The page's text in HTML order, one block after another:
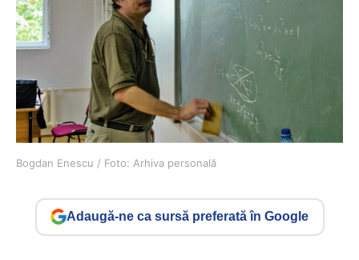
Bogdan Enescu / Foto: Arhiva personală
Adaugă-ne ca sursă preferată în Google